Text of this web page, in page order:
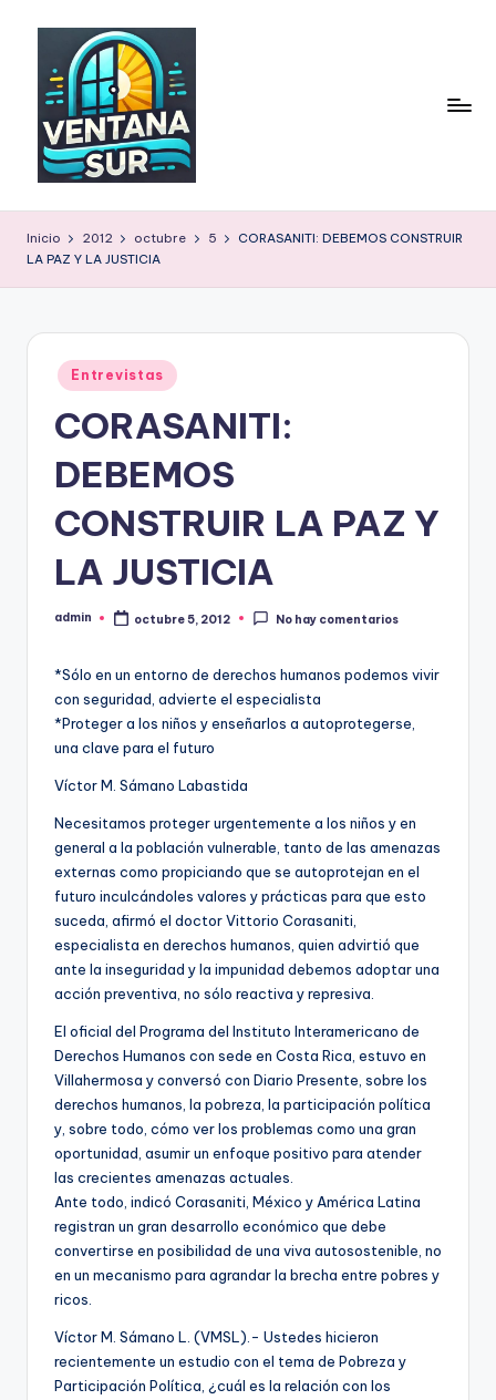
Inicio 2012 octubre 5
CORASANITI: DEBEMOS CONSTRUIR
LA PAZ Y LA JUSTICIA
Publicado
en
Entrevistas
CORASANITI:
DEBEMOS
CONSTRUIR LA PAZ Y
LA JUSTICIA
Publicado
admin octubre 5, 2012 No hay comentarios
*Sólo en un entorno de derechos humanos podemos vivir
con seguridad, advierte el especialista
*Proteger a los niños y enseñarlos a autoprotegerse,
una clave para el futuro
Víctor M. Sámano Labastida
Necesitamos proteger urgentemente a los niños y en
general a la población vulnerable, tanto de las amenazas
externas como propiciando que se autoprotejan en el
futuro inculcándoles valores y prácticas para que esto
suceda, afirmó el doctor Vittorio Corasaniti,
especialista en derechos humanos, quien advirtió que
ante la inseguridad y la impunidad debemos adoptar una
acción preventiva, no sólo reactiva y represiva.
El oficial del Programa del Instituto Interamericano de
Derechos Humanos con sede en Costa Rica, estuvo en
Villahermosa y conversó con Diario Presente, sobre los
derechos humanos, la pobreza, la participación política
y, sobre todo, cómo ver los problemas como una gran
oportunidad, asumir un enfoque positivo para atender
las crecientes amenazas actuales.
Ante todo, indicó Corasaniti, México y América Latina
registran un gran desarrollo económico que debe
convertirse en posibilidad de una viva autosostenible, no
en un mecanismo para agrandar la brecha entre pobres y
ricos.
Víctor M. Sámano L. (VMSL).- Ustedes hicieron
recientemente un estudio con el tema de Pobreza y
Participación Política, ¿cuál es la relación con los